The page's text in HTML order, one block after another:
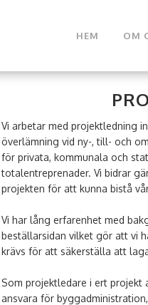
HEM OM
Vi arbetar med projektledning
överlämning vid ny-, till- och
för privata, kommunala och
totalentreprenader. Vi bidrar
projekten för att kunna bistå
Vi har lång erfarenhet med
beställarsidan vilket gör att vi
krävs för att säkerställa att
Som projektledare i ert
ansvara för